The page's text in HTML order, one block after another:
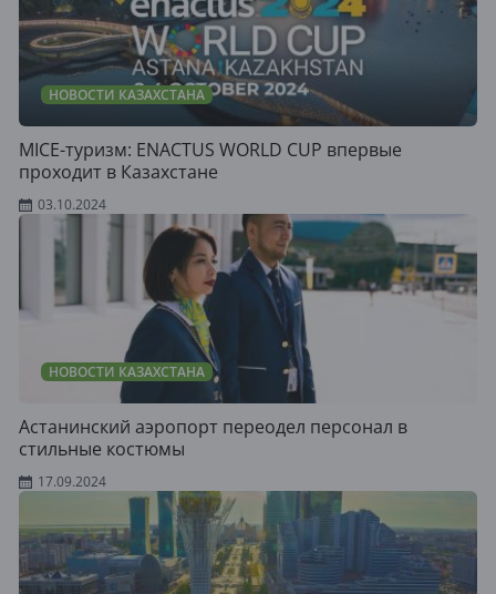
НОВОСТИ КАЗАХСТАНА
MICE-туризм: ENACTUS WORLD CUP впервые
проходит в Казахстане
03.10.2024
НОВОСТИ КАЗАХСТАНА
Астанинский аэропорт переодел персонал в
стильные костюмы
17.09.2024